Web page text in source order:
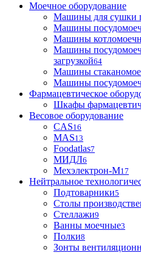
Моечное оборудование
Машины для сушки
Машины
Машины
Машины
загрузкой64
Машины
Машины
Фармацевтическое
Шкафы
Весовое оборудование
CAS16
MAS13
Foodatlas7
МИДЛ6
Мехэлектрон-М17
Нейтральное
Подтоварники5
Столы
Стеллажи9
Ванны моечные3
Полки8
Зонты